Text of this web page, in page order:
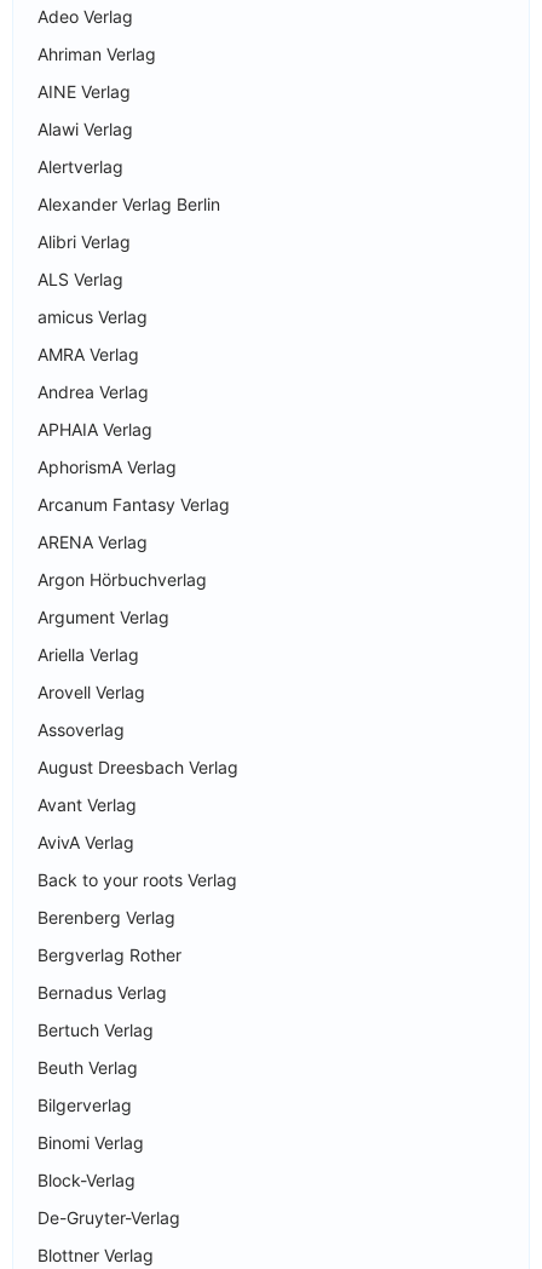
Adeo Verlag
Ahriman Verlag
AINE Verlag
Alawi Verlag
Alertverlag
Alexander Verlag Berlin
Alibri Verlag
ALS Verlag
amicus Verlag
AMRA Verlag
Andrea Verlag
APHAIA Verlag
AphorismA Verlag
Arcanum Fantasy Verlag
ARENA Verlag
Argon Hörbuchverlag
Argument Verlag
Ariella Verlag
Arovell Verlag
Assoverlag
August Dreesbach Verlag
Avant Verlag
AvivA Verlag
Back to your roots Verlag
Berenberg Verlag
Bergverlag Rother
Bernadus Verlag
Bertuch Verlag
Beuth Verlag
Bilgerverlag
Binomi Verlag
Block-Verlag
De-Gruyter-Verlag
Blottner Verlag